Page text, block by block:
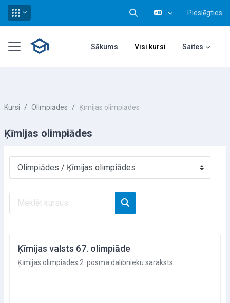
Pārslēgt meklēšanas
Pieslēgties
Sānu panelis Sākums Visi kursi Saites
Kursi Olimpiādes Ķīmijas olimpiādes
Ķīmijas olimpiādes
Kursu kategorijas
Meklēt kursus
Ķīmijas valsts 67. olimpiāde
Ķīmijas olimpiādes 2. posma dalībnieku saraksts